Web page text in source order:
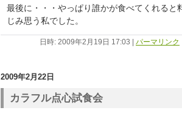
最後に・・・やっぱり誰かが食べてくれると
じみ思う私でした。
日時: 2009年2月19日 17:03 | パーマリンク
2009年2月22日
カラフル点心試食会